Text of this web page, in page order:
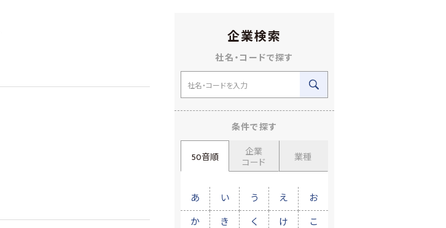
企業検索
社名・コードで探す
条件で探す
50音順
企業
コード
業種
あ い う え お
か き く け こ